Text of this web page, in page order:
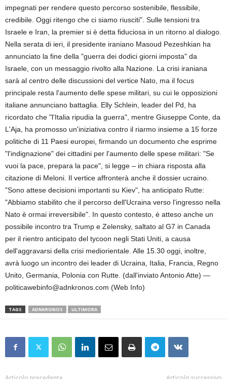
impegnati per rendere questo percorso sostenibile, flessibile,
credibile. Oggi ritengo che ci siamo riusciti". Sulle tensioni tra
Israele e Iran, la premier si è detta fiduciosa in un ritorno al dialogo.
Nella serata di ieri, il presidente iraniano Masoud Pezeshkian ha
annunciato la fine della "guerra dei dodici giorni imposta" da
Israele, con un messaggio rivolto alla Nazione. La crisi iraniana
sarà al centro delle discussioni del vertice Nato, ma il focus
principale resta l'aumento delle spese militari, su cui le opposizioni
italiane annunciano battaglia. Elly Schlein, leader del Pd, ha
ricordato che "l'Italia ripudia la guerra", mentre Giuseppe Conte, da
L'Aja, ha promosso un'iniziativa contro il riarmo insieme a 15 forze
politiche di 11 Paesi europei, firmando un documento che esprime
"l'indignazione" dei cittadini per l'aumento delle spese militari: "Se
vuoi la pace, prepara la pace", si legge – in chiara risposta alla
citazione di Meloni. Il vertice affronterà anche il dossier ucraino.
"Sono attese decisioni importanti su Kiev", ha anticipato Rutte:
"Abbiamo stabilito che il percorso dell'Ucraina verso l'ingresso nella
Nato è ormai irreversibile". In questo contesto, è atteso anche un
possibile incontro tra Trump e Zelensky, saltato al G7 in Canada
per il rientro anticipato del tycoon negli Stati Uniti, a causa
dell'aggravarsi della crisi mediorientale. Alle 15.30 oggi, inoltre,
avrà luogo un incontro dei leader di Ucraina, Italia, Francia, Regno
Unito, Germania, Polonia con Rutte. (dall'inviato Antonio Atte) —
politicawebinfo@adnkronos.com (Web Info)
TAGS ADNKRONOS ULTIMORA